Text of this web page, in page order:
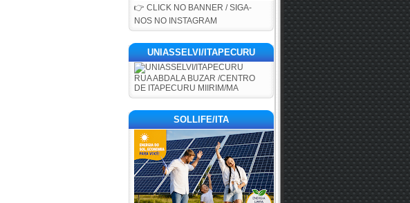
👉 CLICK NO BANNER / SIGA-
NOS NO INSTAGRAM
UNIASSELVI/ITAPECURU
RUA ABDALA BUZAR /CENTRO
DE ITAPECURU MIIRIM/MA
SOLLIFE/ITA